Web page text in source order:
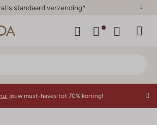
zelf je bezorgmoment
jouw must-haves tot 70% korting!